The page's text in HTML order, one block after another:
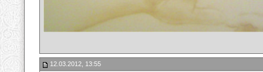
12.03.2012, 13:55